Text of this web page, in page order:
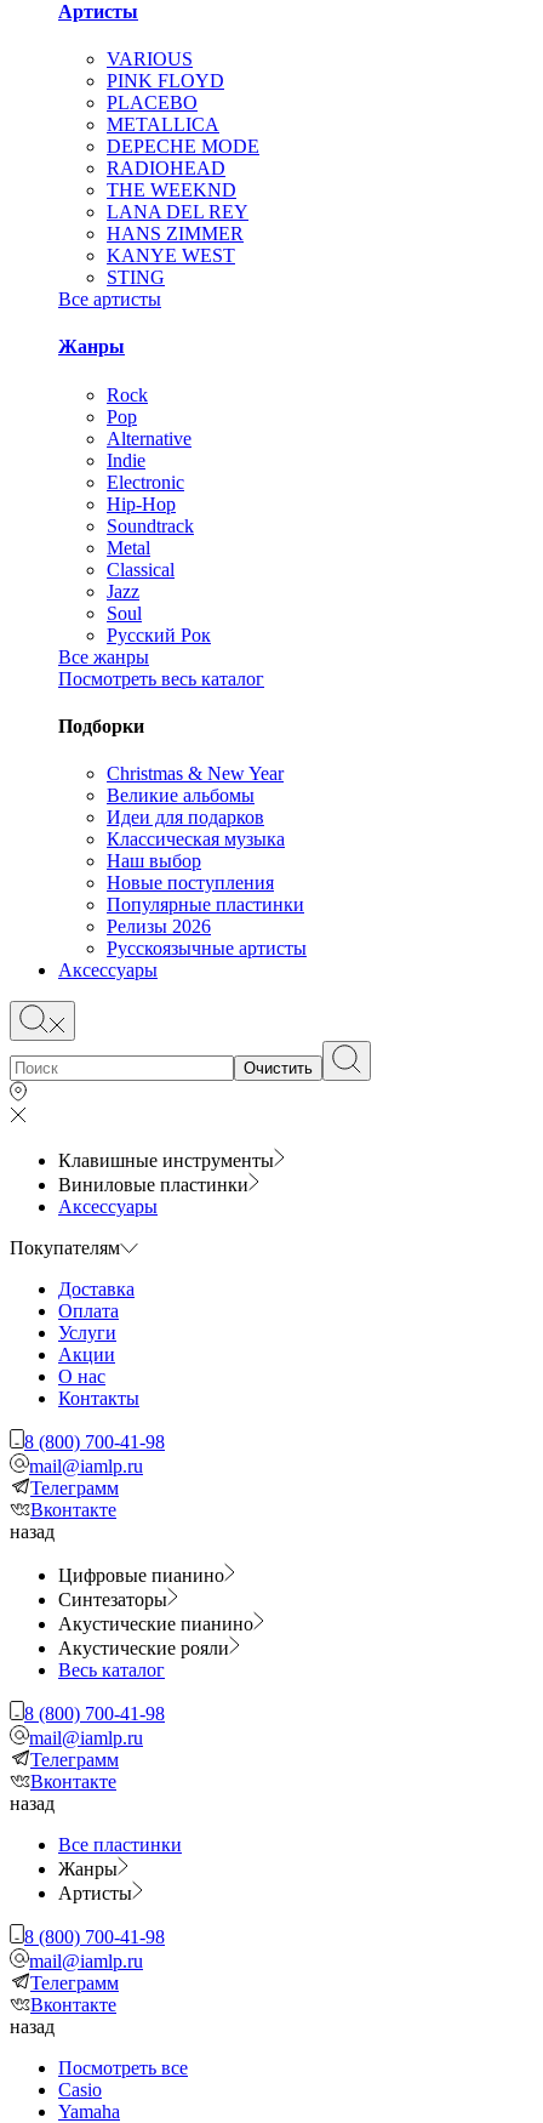
Артисты
VARIOUS
PINK FLOYD
PLACEBO
METALLICA
DEPECHE MODE
RADIOHEAD
THE WEEKND
LANA DEL REY
HANS ZIMMER
KANYE WEST
STING
Все артисты
Жанры
Rock
Pop
Alternative
Indie
Electronic
Hip-Hop
Soundtrack
Metal
Classical
Jazz
Soul
Русский Рок
Все жанры
Посмотреть весь каталог
Подборки
Christmas & New Year
Великие альбомы
Идеи для подарков
Классическая музыка
Наш выбор
Новые поступления
Популярные пластинки
Релизы 2026
Русскоязычные артисты
Аксессуары
Очистить
Клавишные инструменты
Виниловые пластинки
Аксессуары
Покупателям
Доставка
Оплата
Услуги
Акции
О нас
Контакты
8 (800) 700-41-98
mail@iamlp.ru
Телеграмм
Вконтакте
назад
Цифровые пианино
Синтезаторы
Акустические пианино
Акустические рояли
Весь каталог
8 (800) 700-41-98
mail@iamlp.ru
Телеграмм
Вконтакте
назад
Все пластинки
Жанры
Артисты
8 (800) 700-41-98
mail@iamlp.ru
Телеграмм
Вконтакте
назад
Посмотреть все
Casio
Yamaha